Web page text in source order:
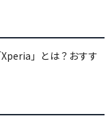
」とは？おすす